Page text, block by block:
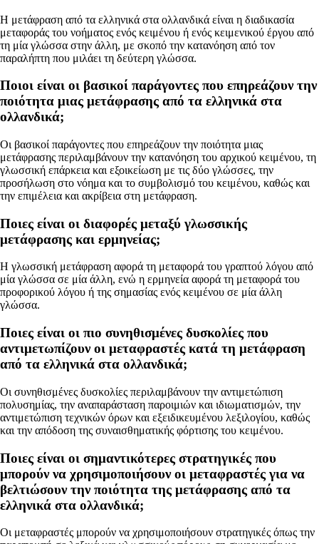
Η μετάφραση από τα ελληνικά στα ολλανδικά είναι η διαδικασία
μεταφοράς του νοήματος ενός κειμένου ή ενός κειμενικού έργου από
τη μία γλώσσα στην άλλη, με σκοπό την κατανόηση από τον
παραλήπτη που μιλάει τη δεύτερη γλώσσα.
Ποιοι είναι οι βασικοί παράγοντες που επηρεάζουν την
ποιότητα μιας μετάφρασης από τα ελληνικά στα
ολλανδικά;
Οι βασικοί παράγοντες που επηρεάζουν την ποιότητα μιας
μετάφρασης περιλαμβάνουν την κατανόηση του αρχικού κειμένου, τη
γλωσσική επάρκεια και εξοικείωση με τις δύο γλώσσες, την
προσήλωση στο νόημα και το συμβολισμό του κειμένου, καθώς και
την επιμέλεια και ακρίβεια στη μετάφραση.
Ποιες είναι οι διαφορές μεταξύ γλωσσικής
μετάφρασης και ερμηνείας;
Η γλωσσική μετάφραση αφορά τη μεταφορά του γραπτού λόγου από
μία γλώσσα σε μία άλλη, ενώ η ερμηνεία αφορά τη μεταφορά του
προφορικού λόγου ή της σημασίας ενός κειμένου σε μία άλλη
γλώσσα.
Ποιες είναι οι πιο συνηθισμένες δυσκολίες που
αντιμετωπίζουν οι μεταφραστές κατά τη μετάφραση
από τα ελληνικά στα ολλανδικά;
Οι συνηθισμένες δυσκολίες περιλαμβάνουν την αντιμετώπιση
πολυσημίας, την αναπαράσταση παροιμιών και ιδιωματισμών, την
αντιμετώπιση τεχνικών όρων και εξειδικευμένου λεξιλογίου, καθώς
και την απόδοση της συναισθηματικής φόρτισης του κειμένου.
Ποιες είναι οι σημαντικότερες στρατηγικές που
μπορούν να χρησιμοποιήσουν οι μεταφραστές για να
βελτιώσουν την ποιότητα της μετάφρασης από τα
ελληνικά στα ολλανδικά;
Οι μεταφραστές μπορούν να χρησιμοποιήσουν στρατηγικές όπως την